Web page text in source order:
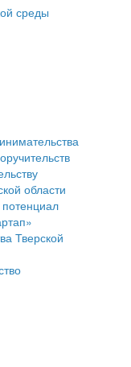
округа
малого и
малого и
среды
области
Тверской